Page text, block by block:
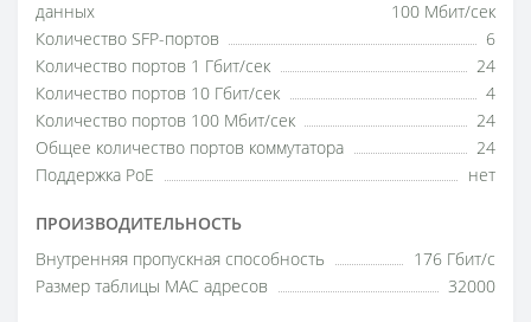
данных
100 Мбит/сек
Количество SFP-портов
6
Количество портов 1 Гбит/сек
24
Количество портов 10 Гбит/сек
4
Количество портов 100 Мбит/сек
24
Общее количество портов коммутатора
24
Поддержка PoE
нет
ПРОИЗВОДИТЕЛЬНОСТЬ
Внутренняя пропускная способность
176 Гбит/с
Размер таблицы МАС адресов
32000